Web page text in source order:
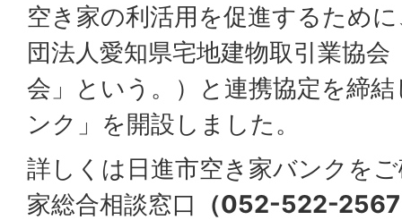
空き家の利活用を促進するため
団法人愛知県宅地建物取引業協
会」という。）と連携協定を締
ンク」を開設しました。
詳しくは日進市空き家バンクを
家総合相談窓口
（052-522-